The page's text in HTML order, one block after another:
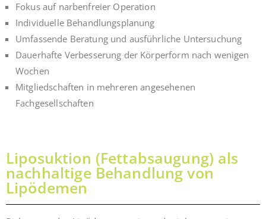
Fokus auf narbenfreier Operation
Individuelle Behandlungsplanung
Umfassende Beratung und ausführliche Untersuchung
Dauerhafte Verbesserung der Körperform nach wenigen
Wochen
Mitgliedschaften in mehreren angesehenen
Fachgesellschaften
Liposuktion (Fettabsaugung) als
nachhaltige Behandlung von
Lipödemen